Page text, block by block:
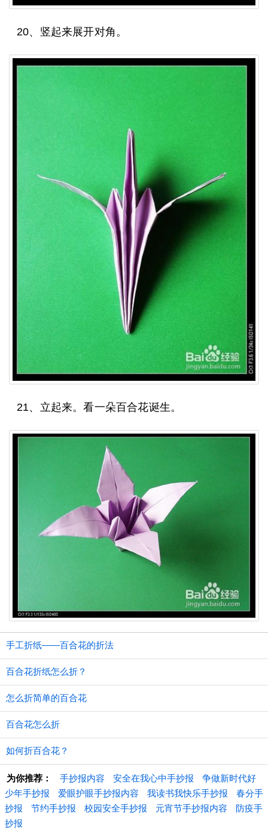
20、竖起来展开对角。
21、立起来。看一朵百合花诞生。
手工折纸——百合花的折法
百合花折纸怎么折？
怎么折简单的百合花
百合花怎么折
如何折百合花？
为你推荐： 手抄报内容 安全在我心中手抄报
争做新时代好
少年手抄报
爱眼护眼手抄报内容 我读书我快乐手抄报
春分手
抄报
节约手抄报 校园安全手抄报 元宵节手抄报内容
防疫手
抄报